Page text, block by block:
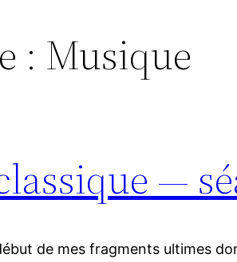
: Musique
—
de mes fragments ultimes